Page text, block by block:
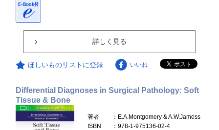
詳しく見る
ほしいものリストに登録 いいね
Differential Diagnoses in Surgical Pathology: Soft
Tissue & Bone
著者
：E.A.Montgomery & A.W.Jamess
ISBN
：978-1-975136-02-4